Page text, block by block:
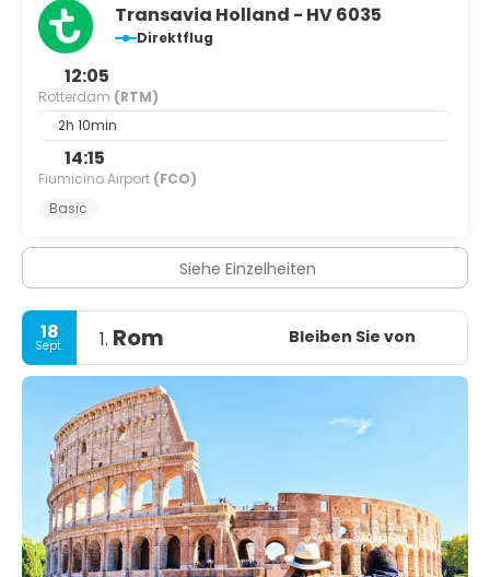
Transavia Holland - HV 6035
Direktflug
12:05
Rotterdam (RTM)
2h 10min
14:15
Fiumicino Airport (FCO)
Basic
Siehe Einzelheiten
18
Sept. 1. Rom Bleiben Sie von